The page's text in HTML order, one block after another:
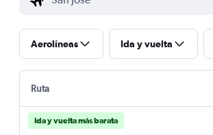
Aerolíneas Ida y vuelta
Ruta
Ida y vuelta más barata